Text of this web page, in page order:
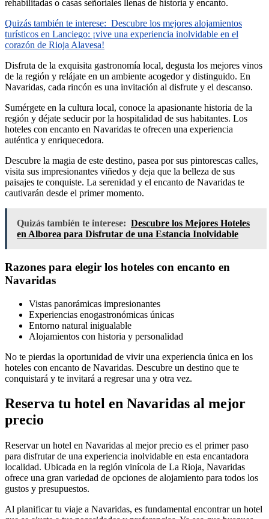
rehabilitadas o casas señoriales llenas de historia y encanto.
Quizás también te interese: Descubre los mejores alojamientos
turísticos en Lanciego: ¡vive una experiencia inolvidable en el
corazón de Rioja Alavesa!
Disfruta de la exquisita gastronomía local, degusta los mejores vinos
de la región y relájate en un ambiente acogedor y distinguido. En
Navaridas, cada rincón es una invitación al disfrute y el descanso.
Sumérgete en la cultura local, conoce la apasionante historia de la
región y déjate seducir por la hospitalidad de sus habitantes. Los
hoteles con encanto en Navaridas te ofrecen una experiencia
auténtica y enriquecedora.
Descubre la magia de este destino, pasea por sus pintorescas calles,
visita sus impresionantes viñedos y deja que la belleza de sus
paisajes te conquiste. La serenidad y el encanto de Navaridas te
cautivarán desde el primer momento.
Quizás también te interese: Descubre los Mejores Hoteles
en Alborea para Disfrutar de una Estancia Inolvidable
Razones para elegir los hoteles con encanto en
Navaridas
Vistas panorámicas impresionantes
Experiencias enogastronómicas únicas
Entorno natural inigualable
Alojamientos con historia y personalidad
No te pierdas la oportunidad de vivir una experiencia única en los
hoteles con encanto de Navaridas. Descubre un destino que te
conquistará y te invitará a regresar una y otra vez.
Reserva tu hotel en Navaridas al mejor
precio
Reservar un hotel en Navaridas al mejor precio es el primer paso
para disfrutar de una experiencia inolvidable en esta encantadora
localidad. Ubicada en la región vinícola de La Rioja, Navaridas
ofrece una gran variedad de opciones de alojamiento para todos los
gustos y presupuestos.
Al planificar tu viaje a Navaridas, es fundamental encontrar un hotel